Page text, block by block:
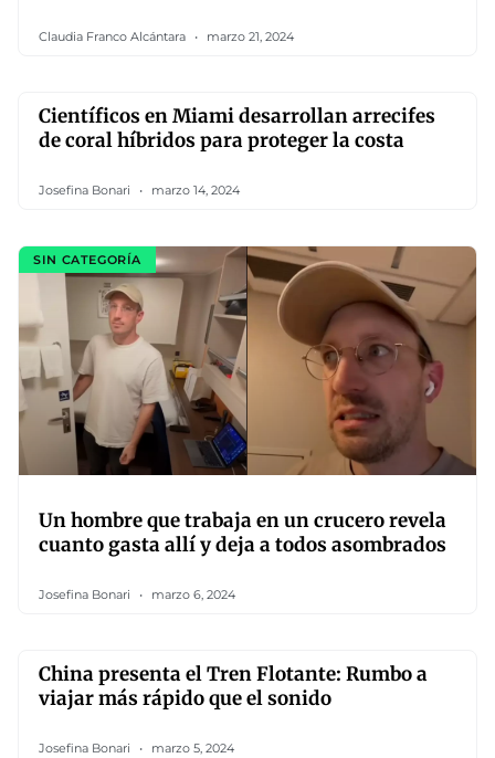
Claudia Franco Alcántara marzo 21, 2024
Científicos en Miami desarrollan arrecifes
de coral híbridos para proteger la costa
Josefina Bonari marzo 14, 2024
SIN CATEGORÍA
Un hombre que trabaja en un crucero revela
cuanto gasta allí y deja a todos asombrados
Josefina Bonari marzo 6, 2024
China presenta el Tren Flotante: Rumbo a
viajar más rápido que el sonido
Josefina Bonari marzo 5, 2024